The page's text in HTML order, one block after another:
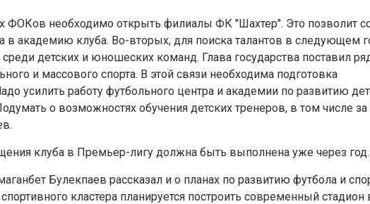
ФОКов необходимо открыть филиалы ФК "Шахтер". Это позволит
в академию клуба. Во-вторых, для поиска талантов в следующем
детских и юношеских команд. Глава государства поставил
и массового спорта. В этой связи необходима подготовка
усилить работу футбольного центра и академии по развитию
о возможностях обучения детских тренеров, в том числе за
клуба в Премьер-лигу должна быть выполнена уже через год.
Булекпаев рассказал и о планах по развитию футбола и
кластера планируется построить современный стадион